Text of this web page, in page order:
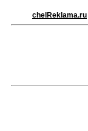
chelReklama.ru